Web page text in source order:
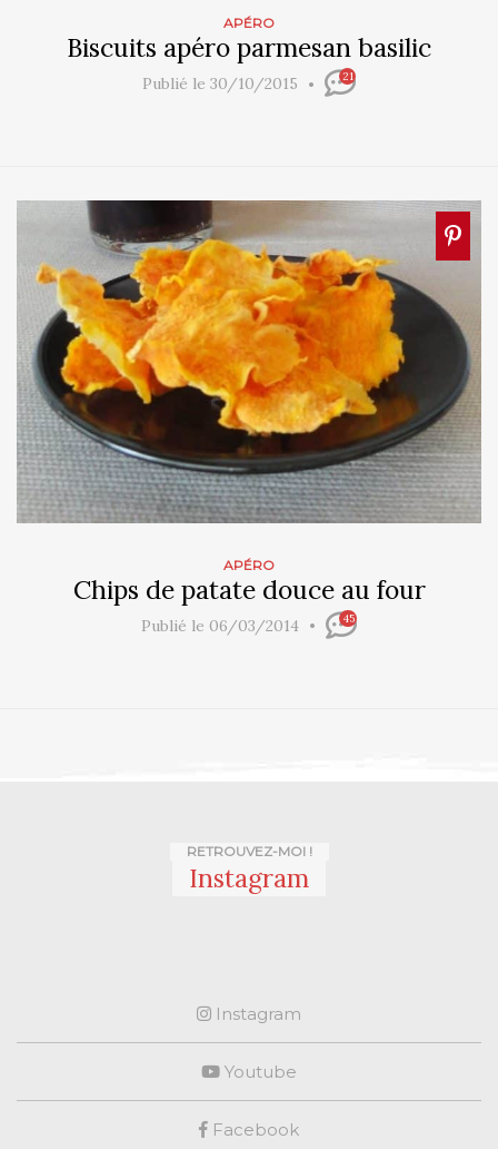
APÉRO
Biscuits apéro parmesan basilic
Publié le 30/10/2015 21
APÉRO
Chips de patate douce au four
Publié le 06/03/2014 45
RETROUVEZ-MOI !
Instagram
Instagram
Youtube
Facebook